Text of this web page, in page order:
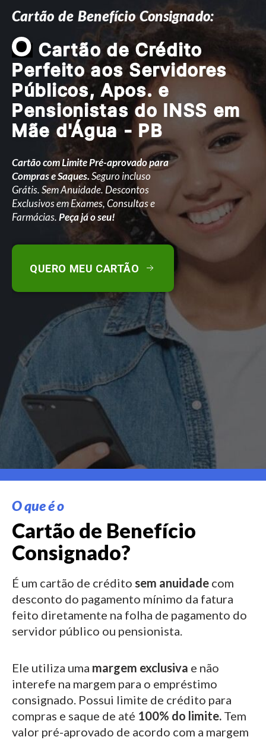
Cartão de Benefício Consignado:
O Cartão de Crédito
Perfeito aos Servidores
Públicos, Apos. e
Pensionistas do INSS em
Mãe d'Água - PB
Cartão com Limite Pré-aprovado para
Compras e Saques.Seguro incluso
Grátis. Sem Anuidade. Descontos
Exclusivos em Exames, Consultas e
Farmácias.Peça já o seu!
QUERO MEU CARTÃO
O que é o
Cartão de Benefício
Consignado?
É um cartão de crédito sem anuidade com
desconto do pagamento mínimo da fatura
feito diretamente na folha de pagamento do
servidor público ou pensionista.
Ele utiliza uma margem exclusiva e não
interefe na margem para o empréstimo
consignado. Possui limite de crédito para
compras e saque de até 100% do limite. Tem
valor pré-aprovado de acordo com a margem